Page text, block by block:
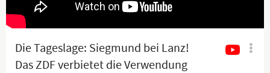
Die Tageslage: Siegmund bei Lanz!
Das ZDF verbietet die Verwendung